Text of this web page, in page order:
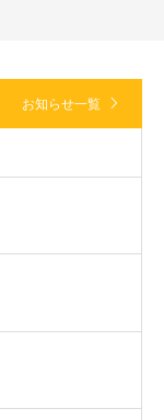
お知らせ一覧